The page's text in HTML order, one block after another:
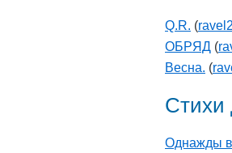
Q.R. (ravel2
ОБРЯД (
Весна. (
Стихи
Однажды